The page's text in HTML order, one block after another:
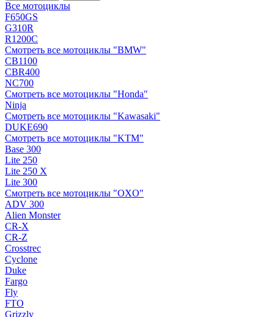
Все мотоциклы
F650GS
G310R
R1200C
Смотреть все мотоциклы "BMW"
CB1100
CBR400
NC700
Смотреть все мотоциклы "Honda"
Ninja
Смотреть все мотоциклы "Kawasaki"
DUKE690
Смотреть все мотоциклы "KTM"
Base 300
Lite 250
Lite 250 X
Lite 300
Смотреть все мотоциклы "OXO"
ADV 300
Alien Monster
CR-X
CR-Z
Crosstrec
Cyclone
Duke
Fargo
Fly
FTO
Grizzly